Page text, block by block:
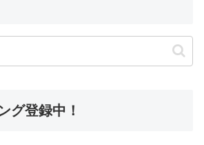
グ登録中！